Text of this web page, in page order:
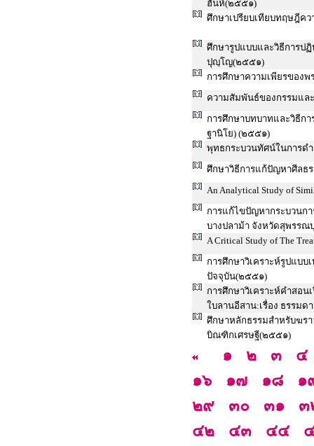
ฮันห์(๒๕๕๑)
ศึกษาเปรียบเทียบทฤษฎีค
ศึกษารูปแบบและวิธีการป
ปุญฺโญ(๒๕๕๑)
การศึกษาความเพียรของ
ความสัมพันธ์ของกรรมแล
การศึกษาบทบาทและวิธีก
ฐานิโย) (๒๕๕๑)
พุทธกระบวนทัศน์ในการด
ศึกษาวิธีการแก้ปัญหาศีลธ
An Analytical Study of
การแก้ไขปัญหากระบวนก
บางปลาม้า จังหวัดสุพรร
A Critical Study of The
การศึกษาวิเคราะห์รูปแบ
ปัจจุบัน(๒๕๕๑)
การศึกษาวิเคราะห์คำสอ
ใบลานอีสาน:เรื่อง ธรรม
ศึกษาหลักธรรมสำหรับฆร
บิณฑิกเศรษฐี(๒๕๕๑)
๑ ๒ ๓
๔
๑๖
๑๗ ๑๘
๑
๒๙
๓๐ ๓๑
๓
๔๒
๔๓ ๔๔